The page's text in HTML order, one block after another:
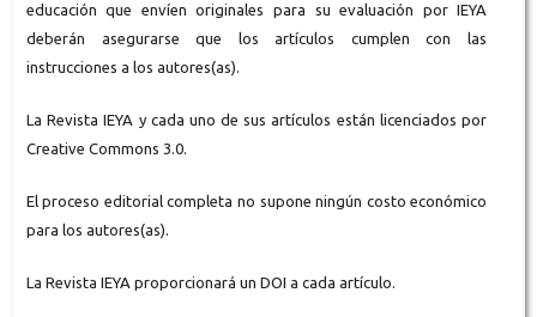
educación que envíen originales para su evaluación por IEYA
deberán asegurarse que los artículos cumplen con las
instrucciones a los autores(as).
La Revista IEYA y cada uno de sus artículos están licenciados por
Creative Commons 3.0.
El proceso editorial completa no supone ningún costo económico
para los autores(as).
La Revista IEYA proporcionará un DOI a cada artículo.